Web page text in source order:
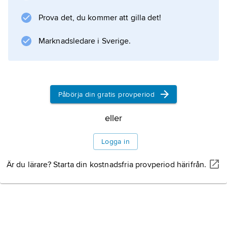
Prova det, du kommer att gilla det!
Marknadsledare i Sverige.
Påbörja din gratis provperiod
eller
Logga in
Är du lärare? Starta din kostnadsfria provperiod härifrån.